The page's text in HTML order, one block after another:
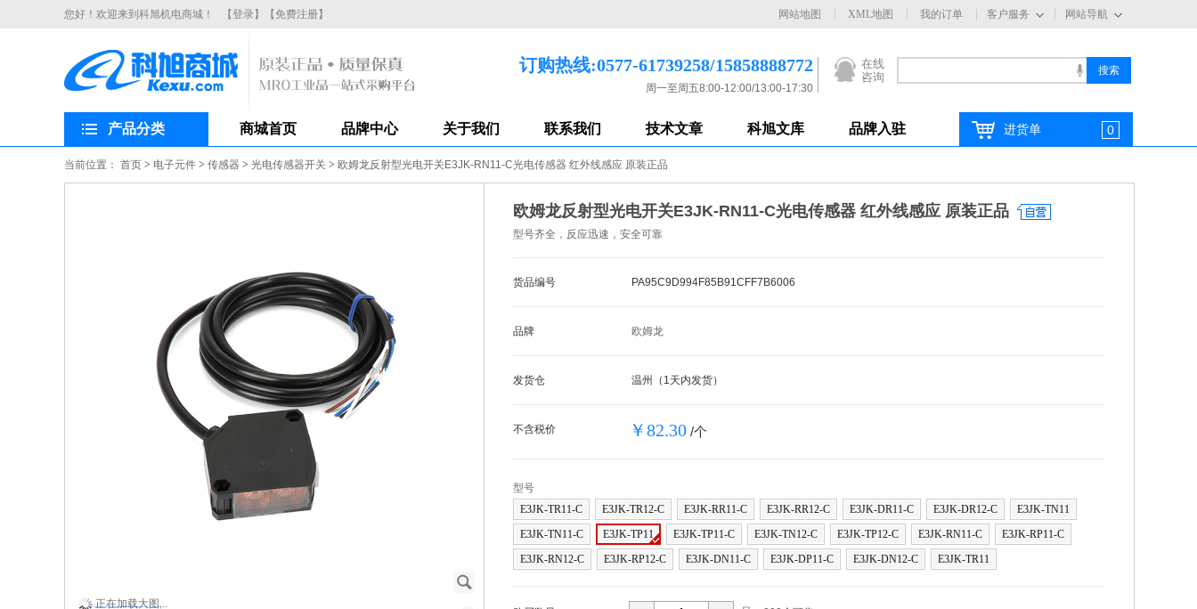
您好！欢迎来到科旭机电商城！ 【登录】 【免费注册】 网站导航
客户服务
网站地图 XML地图 我的订单
在线
咨询
订购热线:0577-61739258/15858888772
周一至周五8:00-12:00/13:00-17:30
产品分类 商城首页 品牌中心 关于我们 联系我们 技术文章 科旭文库 品牌入驻 进货单 0
当前位置： 首页 > 电子元件 > 传感器 > 光电传感器开关 > 欧姆龙反射型光电开关E3JK-RN11-C光电传感器 红外线感应 原装正品
J
欧姆龙反射型光电开关E3JK-RN11-C光电传感器 红外线感应 原装正品
型号齐全，反应迅速，安全可靠
货品编号 PA95C9D994F85B91CFF7B6006
品牌 欧姆龙
发货仓 温州（1天内发货）
不含税价 ￥82.30 /个
型号
E3JK-TR11-C
E3JK-TR12-C E3JK-RR11-C E3JK-RR12-C E3JK-DR11-C E3JK-DR12-C
E3JK-TN11
E3JK-TN11-C
E3JK-TP11 E3JK-TP11-C E3JK-TN12-C E3JK-TP12-C E3JK-RN11-C
E3JK-RP11-C
E3JK-RN12-C
E3JK-RP12-C E3JK-DN11-C E3JK-DP11-C E3JK-DN12-C E3JK-TR11